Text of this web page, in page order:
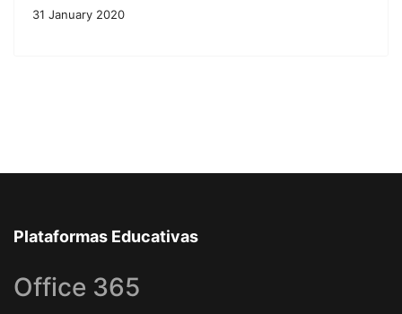
31 January 2020
Plataformas Educativas
Office 365